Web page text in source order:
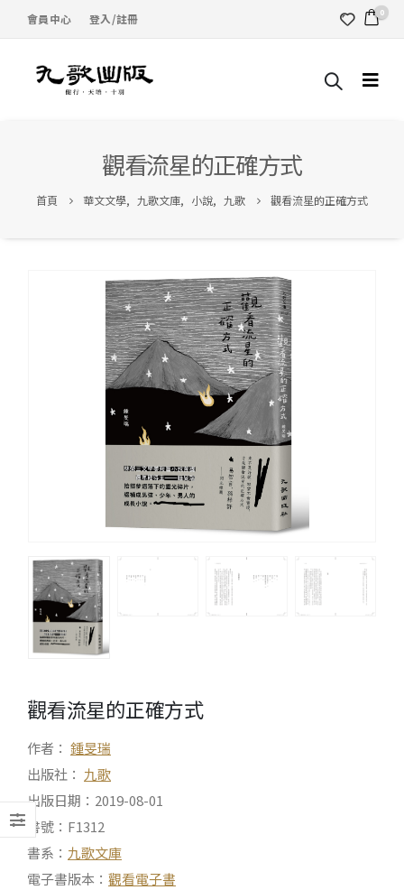
會員中心 登入/註冊 0
觀看流星的正確方式
首頁 華文文學, 九歌文庫, 小說, 九歌 觀看流星的正確方式
觀看流星的正確方式
作者： 鍾旻瑞
出版社： 九歌
出版日期：2019-08-01
書號：F1312
書系： 九歌文庫
電子書版本： 觀看電子書